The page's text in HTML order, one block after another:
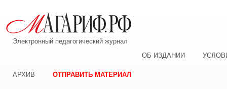
Электронный педагогический журнал
ОБ ИЗДАНИИ
АРХИВ ОТПРАВИТЬ МАТЕРИАЛ